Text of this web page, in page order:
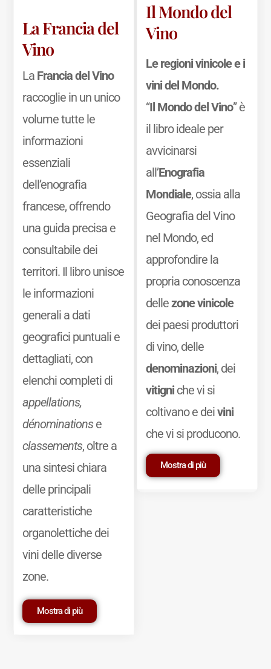
La Francia del
Vino
La Francia del Vino
raccoglie in un unico
volume tutte le
informazioni
essenziali
dell’enografia
francese, offrendo
una guida precisa e
consultabile dei
territori. Il libro unisce
le informazioni
generali a dati
geografici puntuali e
dettagliati, con
elenchi completi di
appellations,
dénominationse
classements, oltre a
una sintesi chiara
delle principali
caratteristiche
organolettiche dei
vini delle diverse
zone.
Mostra di più
Il Mondo del
Vino
Le regioni vinicole e i
vini del Mondo.
“Il Mondo del Vino” è
il libro ideale per
avvicinarsi
all’Enografia
Mondiale, ossia alla
Geografia del Vino
nel Mondo, ed
approfondire la
propria conoscenza
dellezone vinicole
dei paesi produttori
di vino, delle
denominazioni, dei
vitigniche vi si
coltivano e deivini
che vi si producono.
Mostra di più